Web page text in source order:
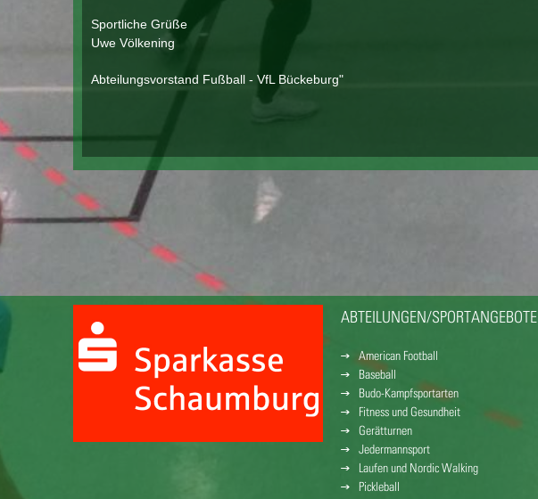
Sportliche Grüße
Uwe Völkening
Abteilungsvorstand Fußball - VfL Bückeburg"
ABTEILUNGEN/SPORTANGEBOTE
American Football
Baseball
Budo-Kampfsportarten
Fitness und Gesundheit
Gerätturnen
Jedermannsport
Laufen und Nordic Walking
Pickleball